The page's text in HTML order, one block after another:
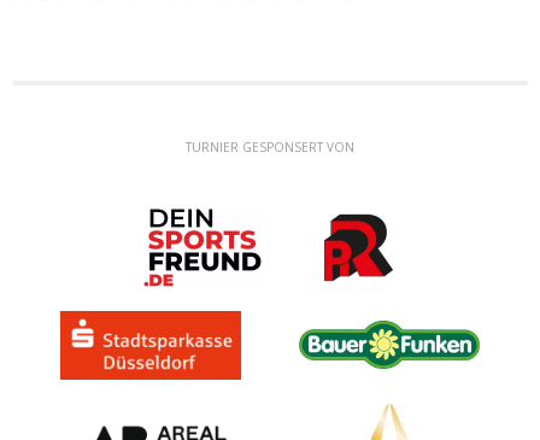
TURNIER GESPONSERT VON